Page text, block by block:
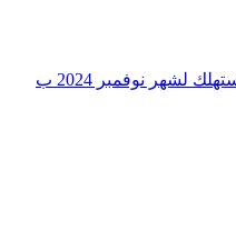
انخفاض المؤشر الوطني لأسعار المستهلك لشهر نوفمبر 2024 ب